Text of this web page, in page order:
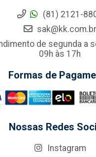
(81) 2121-
sak@kk.com.br
de segunda a
09h às 17h
Formas de
Nossas Redes
Instagram